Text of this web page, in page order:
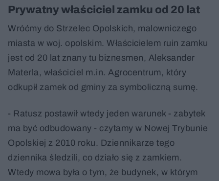
Prywatny właściciel zamku od 20 lat
Wróćmy do Strzelec Opolskich, malowniczego
miasta w woj. opolskim. Właścicielem ruin zamku
jest od 20 lat znany tu biznesmen, Aleksander
Materla, właściciel m.in. Agrocentrum, który
odkupił zamek od gminy za symboliczną sumę.
- Ratusz postawił wtedy jeden warunek - zabytek
ma być odbudowany - czytamy w Nowej Trybunie
Opolskiej z 2010 roku. Dziennikarze tego
dziennika śledzili, co działo się z zamkiem.
Wtedy mowa była o tym, że budynek, w którym